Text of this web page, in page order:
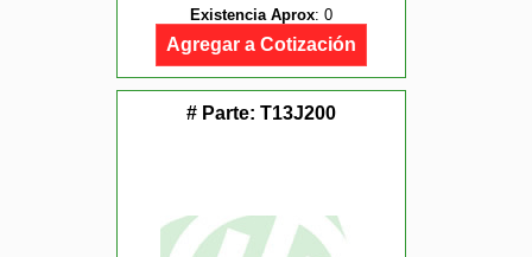
Existencia Aprox: 0
Agregar a Cotización
# Parte: T13J200